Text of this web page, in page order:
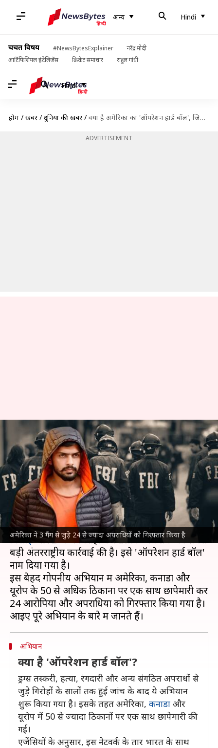
अन्य Hindi
चर्चित विषय #NewsBytesExplainer
नरेंद्र मोदी
आर्टिफिशियल इंटेलिजेंस
क्रिकेट समाचार राहुल गांधी
Hindi
होम / खबरें / दुनिया की खबरें / क्या है अमेरिका का 'ऑपरेशन हार्ड बॉल', जिसमें लॉरेंस समेत 3 गैंग के खिलाफ हुई कार्रवाई?
ADVERTISEMENT
अमेरिका ने 3 गैंग से जुड़े 24 से ज्यादा अपराधियों को गिरफ्तार किया है
क्या है अमेरिका का 'ऑपरेशन हार्ड
बॉल', जिसमें लॉरेंस समेत 3 गैंग के
खिलाफ हुई कार्रवाई?
लेखन आबिद खान Jul 08, 2026 01:24 pm
क्या है खबर?
अमेरिकाने भारत के जेल में बंद कुख्यात गैंगस्टरलॉरेंस
बिश्नोईऔर 2 अन्य गिरोहों के खिलाफ अब तक की सबसे
बड़ी अंतरराष्ट्रीय कार्रवाई की है। इसे 'ऑपरेशन हार्ड बॉल'
नाम दिया गया है।
इस बेहद गोपनीय अभियान में अमेरिका, कनाडा और
यूरोप के 50 से अधिक ठिकानों पर एक साथ छापेमारी कर
24 आरोपियों और अपराधियों को गिरफ्तार किया गया है।
अभियान
क्या है 'ऑपरेशन हार्ड बॉल'?
ड्रग्स तस्करी, हत्या, रंगदारी और अन्य संगठित अपराधों से
जुड़े गिरोहों के सालों तक हुई जांच के बाद ये अभियान
शुरू किया गया है। इसके तहत अमेरिका, कनाडा और
यूरोप में 50 से ज्यादा ठिकानों पर एक साथ छापेमारी की
गई।
एजेंसियों के अनुसार, इस नेटवर्क के तार भारत के साथ